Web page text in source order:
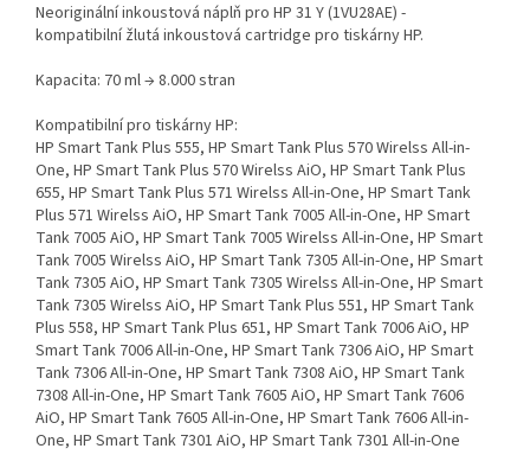
Neoriginální inkoustová náplň pro HP 31 Y (1VU28AE) -
kompatibilní žlutá inkoustová cartridge pro tiskárny HP.
Kapacita: 70 ml → 8.000 stran
Kompatibilní pro tiskárny HP:
HP Smart Tank Plus 555, HP Smart Tank Plus 570 Wirelss All-in-
One, HP Smart Tank Plus 570 Wirelss AiO, HP Smart Tank Plus
655, HP Smart Tank Plus 571 Wirelss All-in-One, HP Smart Tank
Plus 571 Wirelss AiO, HP Smart Tank 7005 All-in-One, HP Smart
Tank 7005 AiO, HP Smart Tank 7005 Wirelss All-in-One, HP Smart
Tank 7005 Wirelss AiO, HP Smart Tank 7305 All-in-One, HP Smart
Tank 7305 AiO, HP Smart Tank 7305 Wirelss All-in-One, HP Smart
Tank 7305 Wirelss AiO, HP Smart Tank Plus 551, HP Smart Tank
Plus 558, HP Smart Tank Plus 651, HP Smart Tank 7006 AiO, HP
Smart Tank 7006 All-in-One, HP Smart Tank 7306 AiO, HP Smart
Tank 7306 All-in-One, HP Smart Tank 7308 AiO, HP Smart Tank
7308 All-in-One, HP Smart Tank 7605 AiO, HP Smart Tank 7606
AiO, HP Smart Tank 7605 All-in-One, HP Smart Tank 7606 All-in-
One, HP Smart Tank 7301 AiO, HP Smart Tank 7301 All-in-One